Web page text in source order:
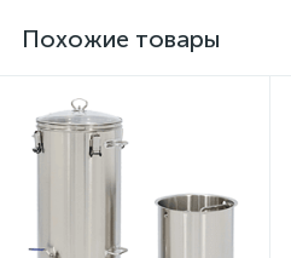
Похожие товары